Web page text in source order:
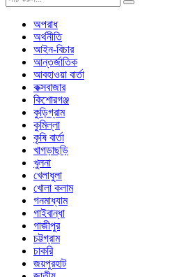
অপরাধ
অর্থনীতি
আইন-বিচার
আন্তর্জাতিক
আবহাওয়া বার্তা
কক্সবাজার
কিশোরগঞ্জ
কুড়িগ্রাম
কুমিল্লা
কৃষি বার্তা
খাগড়াছড়ি
খুলনা
খেলাধুলা
খোলা কলাম
গনমাধ্যাম
গাইবান্ধা
গাজীপুর
চট্টগ্রাম
চাকরি
জয়পুরহাট